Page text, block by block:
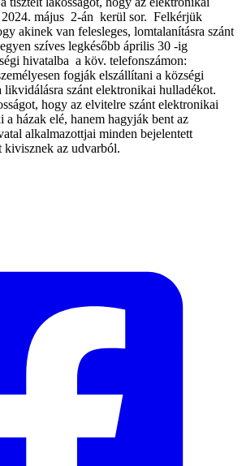
2024. május 2-án kerül sor. Felkérjük
akinek van felesleges, lomtalanításra szánt
szíves legkésőbb április 30 -ig
hivatalba a köv. telefonszámon:
fogják elszállítani a községi
likvidálásra szánt elektronikai hulladékot.
hogy az elvitelre szánt elektronikai
házak elé, hanem hagyják bent az
alkalmazottjai minden bejelentett
az udvarból.